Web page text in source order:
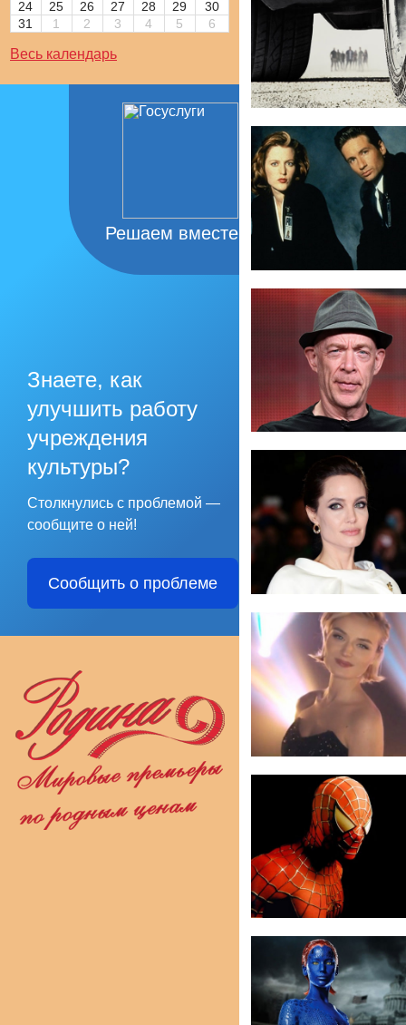
24
25 26 27 28 29
30
31
1 2 3 4 5 6
Весь календарь
Решаем вместе
Знаете, как
улучшить работу
учреждения
культуры?
Столкнулись с проблемой —
сообщите о ней!
Сообщить о проблеме